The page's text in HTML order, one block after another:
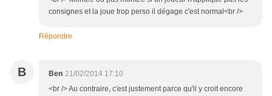
consignes et la joue trop perso il dégage c'est normal<br />
Répondre
B Ben 21/02/2014 17:10
<br /> Au contraire, c'est justement parce qu'il y croit encore